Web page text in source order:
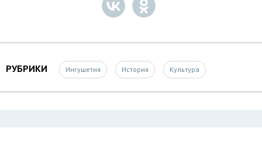
РУБРИКИ Ингушетия История Культура